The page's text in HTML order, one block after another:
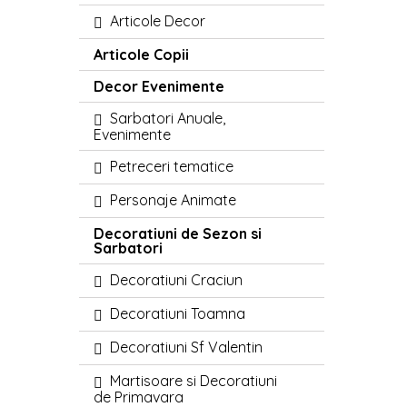
Articole Decor
Articole Copii
Decor Evenimente
Sarbatori Anuale,
Evenimente
Petreceri tematice
Personaje Animate
Decoratiuni de Sezon si
Sarbatori
Decoratiuni Craciun
Decoratiuni Toamna
Decoratiuni Sf Valentin
Martisoare si Decoratiuni
de Primavara